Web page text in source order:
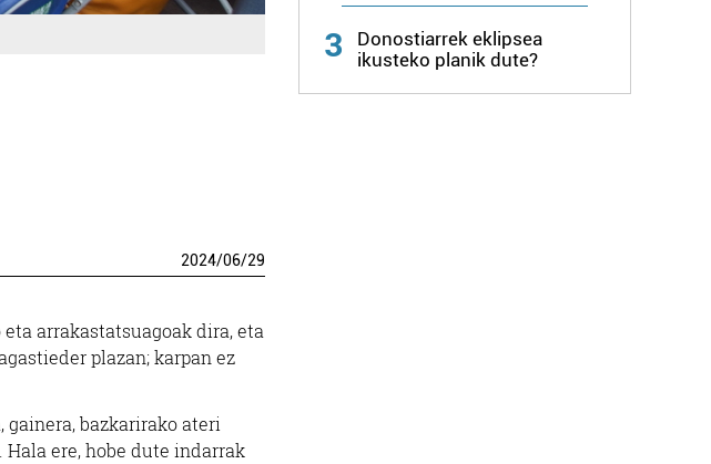
2024/06/29
arrakastatsuagoak dira, eta
plazan; karpan ez
gainera, bazkarirako ateri
ere, hobe dute indarrak
3
Donostiarrek eklipsea
ikusteko planik dute?